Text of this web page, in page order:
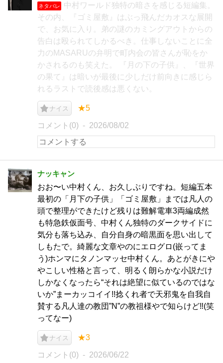
ネタバレ
中村ワールド独特の暗さを感じる短編集。
その内、『ゴミ屋敷』はぶっ飛んだカオスな展開
で、お気に入り。弟の謎のカミングアウトからの
告白は殴られてしかるべき。仕事しないことに全
力のMASARUの弁明で町内会の皆さんが恥をか
かされるのも笑えた。 『月の下の子供』、『世界
の果て』は暗いが最後に少しだけ前向きに感じら
れるラストで読後感は悪くない。
ナイス ★5
コメント(0) 2026/08/02
ナッキャン
おお〜い中村くん、お久しぶりですね。短編五本
最初の「月下の子供」「ゴミ屋敷」までは凡人の
頭で整理ができたけど残りは難解電車3両編成然
も特急鉄仮面号、中村くん独特のダークサイドに
気分も落ち込み、自分自身の暗黒面を思い出して
しもたで。綺麗な文章やのにエログロ(嵌ってま
う)ホンマにタノンマッセ中村くん。あとがきにや
やこしい性格と言って、明るく朗らかな小説だけ
しかなくなったら“それは絶望に似ているのではな
いか”まーカッコイイ!!捻くれ者で天邪鬼を自我自
賛する凡人達の教団”N”の教祖様やで知らけど‼︎(笑
ってなー)
ナイス ★3
コメント(0) 2026/06/22